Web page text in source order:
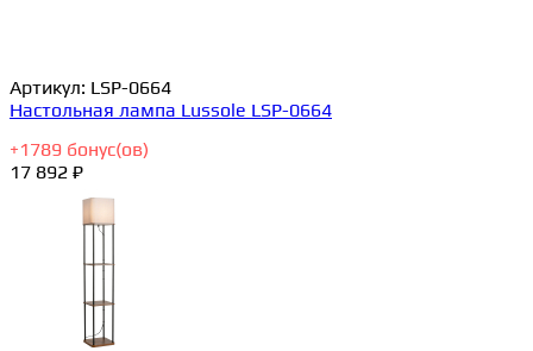
Артикул: LSP-0664
Настольная лампа Lussole LSP-0664
+1789 бонус(ов)
17 892 ₽